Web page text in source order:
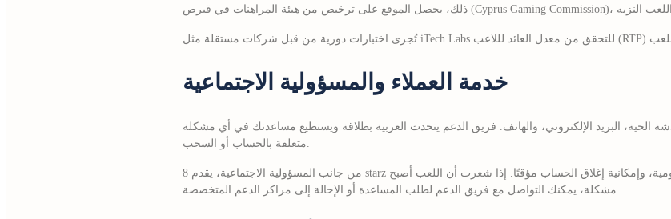
خدمة العملاء والمسؤولية الاجتماعية
مدار 24 ساعة عبر الدردشة الحية، البريد الإلكتروني، والهاتف. فريق الدعم يتحدث العربية بطلاقة ويستطيع مساعدتك في أي مشكلة
من جانب المسؤولية الاجتماعية، يقدم 8 starz أدوات للعب المسؤول مثل حدود الإيداع اليومية، وإمكانية إغلاق الحساب مؤقتًا. إذا شعرت أن اللعب أصبح